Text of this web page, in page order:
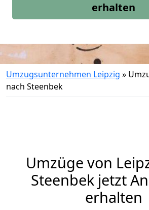
erhalten
Umzugsunternehmen Leipzig »
nach Steenbek
Umzüge von
Steenbek jetzt
erhalten